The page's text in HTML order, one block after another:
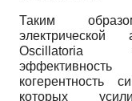
Таким
электрической
Oscillatoria
когерентность
которых